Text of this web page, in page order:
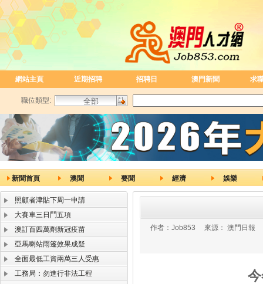
網站主頁 近期招聘 招聘日 澳門新聞 求
職位類型:
新聞首頁 澳聞 要聞 經濟 娛樂
照顧者津貼下周一申請
大賽車三日鬥五項
澳訂百四萬劑新冠疫苗
亞馬喇站雨篷效果成疑
全面最低工資兩萬三人受惠
工務局：勿進行非法工程
作者： Job853 來源： 澳門日報